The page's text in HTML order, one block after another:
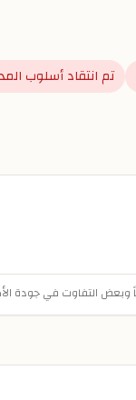
تم انتقاد أسلوب
وبعض التفاوت في جودة